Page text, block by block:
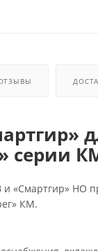
серии
«Смартгир» НО
КМ.